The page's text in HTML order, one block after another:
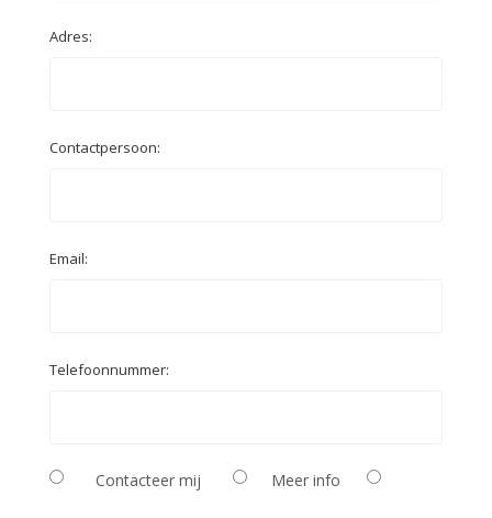
Adres:
Contactpersoon:
Email:
Telefoonnummer:
Contacteer mij Meer info